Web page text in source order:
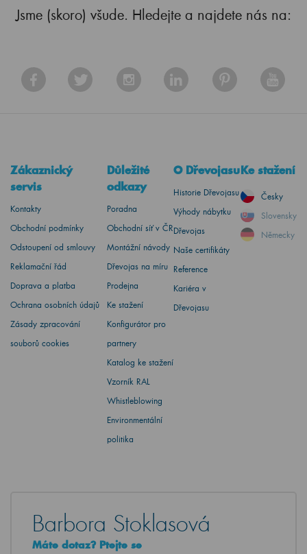
Jsme (skoro) všude. Hledejte a najdete nás na:
Zákaznický
servis
Kontakty
Obchodní podmínky
Odstoupení od smlouvy
Reklamační řád
Doprava a platba
Ochrana osobních údajů
Zásady zpracování
souborů cookies
Důležité
odkazy
Poradna
Obchodní síť v ČR
Montážní návody
Dřevojas na míru
Prodejna
Ke stažení
Konfigurátor pro
partnery
Katalog ke stažení
Vzorník RAL
Whistleblowing
Environmentální
politika
O Dřevojasu
Historie Dřevojasu
Výhody nábytku
Dřevojas
Naše certifikáty
Reference
Kariéra v
Dřevojasu
Ke stažení
Česky
Slovensky
Německy
Barbora Stoklasová
Máte dotaz? Ptejte se